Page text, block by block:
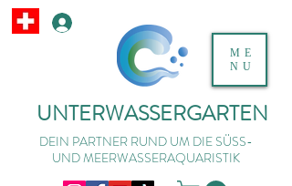
UNTERWASSERGARTEN
DEIN PARTNER RUND UM DIE SÜSS-
UND MEERWASSERAQUARISTIK
ME
NU